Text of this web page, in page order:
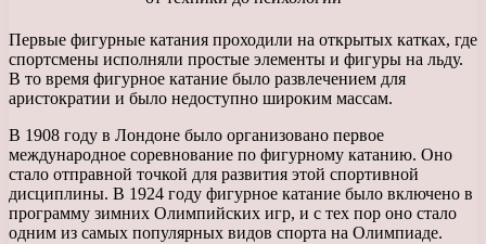
Первые фигурные катания проходили на открытых катках, где
спортсмены исполняли простые элементы и фигуры на льду.
В то время фигурное катание было развлечением для
аристократии и было недоступно широким массам.
В 1908 году в Лондоне было организовано первое
международное соревнование по фигурному катанию. Оно
стало отправной точкой для развития этой спортивной
дисциплины. В 1924 году фигурное катание было включено в
программу зимних Олимпийских игр, и с тех пор оно стало
одним из самых популярных видов спорта на Олимпиаде.